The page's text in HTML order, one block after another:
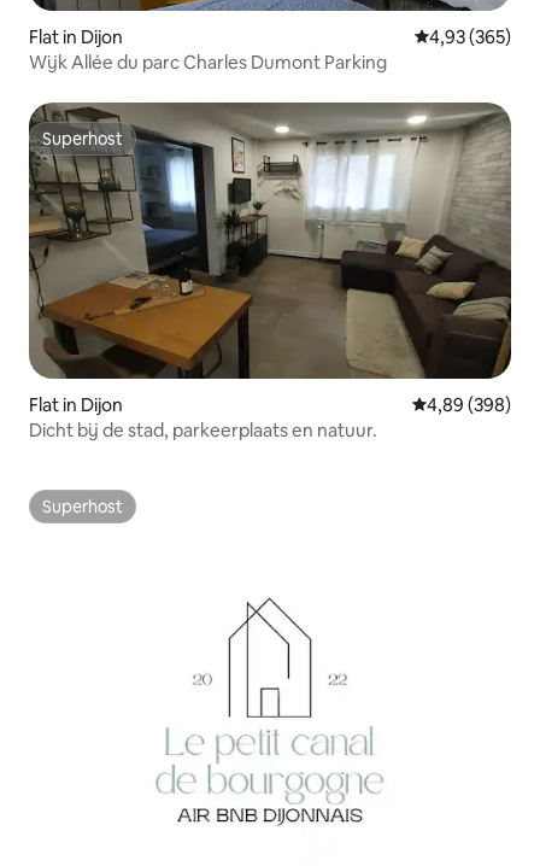
Flat in Dijon Gemiddelde
4,93 (365)
Wijk Allée du parc Charles Dumont Parking
Superhost
Superhost
Flat in Dijon Gemiddelde
4,89 (398)
Dicht bij de stad, parkeerplaats en natuur.
Superhost
Superhost